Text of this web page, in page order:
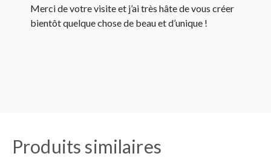
Merci de votre visite et j’ai très hâte de vous créer
bientôt quelque chose de beau et d’unique !
Produits similaires